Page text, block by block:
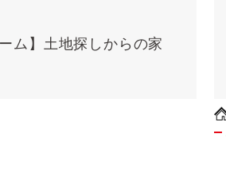
ム】土地探しからの家